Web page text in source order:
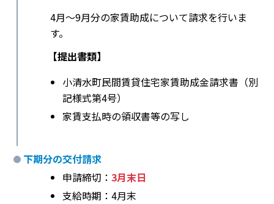
4月〜9月分の家賃助成について請求を行いま
す。
【提出書類】
小清水町民間賃貸住宅家賃助成金請求書（別
記様式第4号）
家賃支払時の領収書等の写し
下期分の交付請求
申請締切： 3月末日
支給時期：4月末